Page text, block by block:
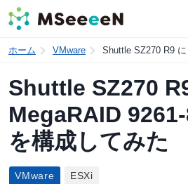
ホーム VMware Shuttle SZ270 R9
Shuttle SZ270
MegaRAID
を構成してみた
VMware ESXi